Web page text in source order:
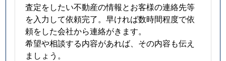
査定をしたい不動産の情報とお客様の連絡先等
を入力して依頼完了。早ければ数時間程度で依
頼をした会社から連絡がきます。
希望や相談する内容があれば、その内容も伝え
ましょう。